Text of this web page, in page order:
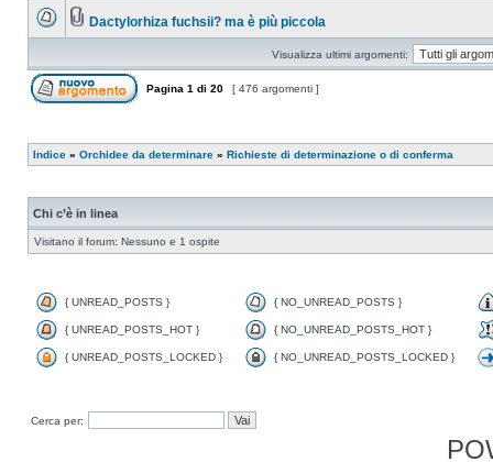
Dactylorhiza fuchsii? ma è più piccola
Visualizza ultimi argomenti:
Pagina 1 di 20 [ 476 argomenti ]
Indice » Orchidee da determinare » Richieste di determinazione o di conferma
Chi c’è in linea
Visitano il forum: Nessuno e 1 ospite
{ UNREAD_POSTS } { NO_UNREAD_POSTS }
{ UNREAD_POSTS_HOT } { NO_UNREAD_POSTS_HOT }
{ UNREAD_POSTS_LOCKED } { NO_UNREAD_POSTS_LOCKED }
Cerca per: